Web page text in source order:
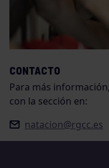
CONTACTO
Para más
con la sección en:
natacion@rgcc.es